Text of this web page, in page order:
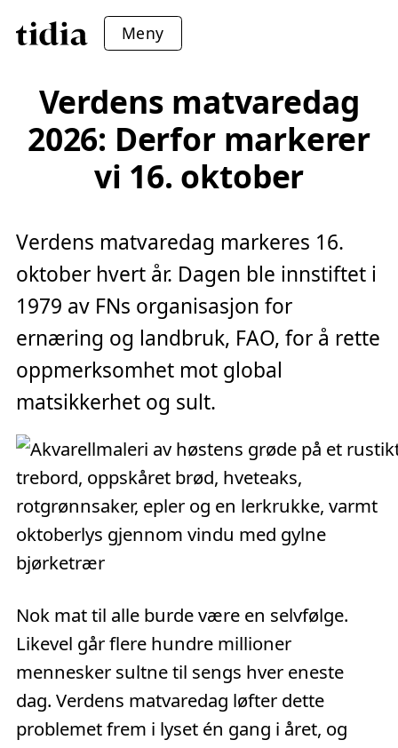
Meny
Verdens matvaredag
2026: Derfor markerer
vi 16. oktober
Verdens matvaredag markeres 16.
oktober hvert år. Dagen ble innstiftet i
1979 av FNs organisasjon for
ernæring og landbruk, FAO, for å rette
oppmerksomhet mot global
matsikkerhet og sult.
Nok mat til alle burde være en selvfølge.
Likevel går flere hundre millioner
mennesker sultne til sengs hver eneste
dag. Verdens matvaredag løfter dette
problemet frem i lyset én gang i året, og